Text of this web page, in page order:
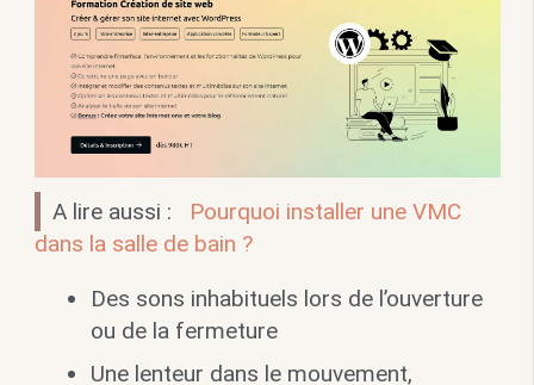
A lire aussi :
Pourquoi installer une VMC
dans la salle de bain ?
Des sons inhabituels lors de l’ouverture
ou de la fermeture
Une lenteur dans le mouvement,